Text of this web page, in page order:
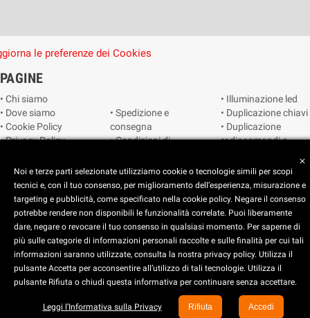
le preferenze dei Cookies
PAGINE
• Chi siamo
• Dove siamo
• Cookie Policy
• Privacy Policy
preferenze dei
cookie
• Spedizione e
consegna
• Condizioni di
• Catalogo
• Illuminazione led
• Duplicazione chiavi
• Duplicazione
radiocomandi e
• Smart home
• Video sorveglianza
Copyright © 2025 CEART | Negozio di elettronica Torino
C.E.A.R.T. Elettronica
4.5starstarstarstar star_half
Basato su914recensioni
close
Noi e terze parti selezionate utilizziamo cookie o tecnologie simili per scopi
tecnici e, con il tuo consenso, per miglioramento dell’esperienza, misurazione e
targeting e pubblicità, come specificato nella cookie policy. Negare il consenso
potrebbe rendere non disponibili le funzionalità correlate. Puoi liberamente
dare, negare o revocare il tuo consenso in qualsiasi momento. Per saperne di
più sulle categorie di informazioni personali raccolte e sulle finalità per cui tali
informazioni saranno utilizzate, consulta la nostra privacy policy. Utilizza il
pulsante Accetta per acconsentire all’utilizzo di tali tecnologie. Utilizza il
pulsante Rifiuta o chiudi questa informativa per continuare senza accettare.
Leggi l’Informativa sulla Privacy Rifiuta Accedi